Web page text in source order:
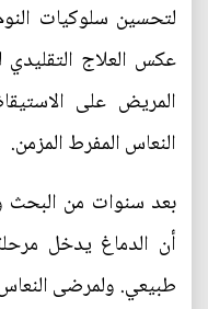
لتحسين سلوكيات
عكس العلاج
المريض على
النعاس المفرط المزمن.
بعد سنوات من البحث
أن الدماغ يدخل
طبيعي. ولمرضى